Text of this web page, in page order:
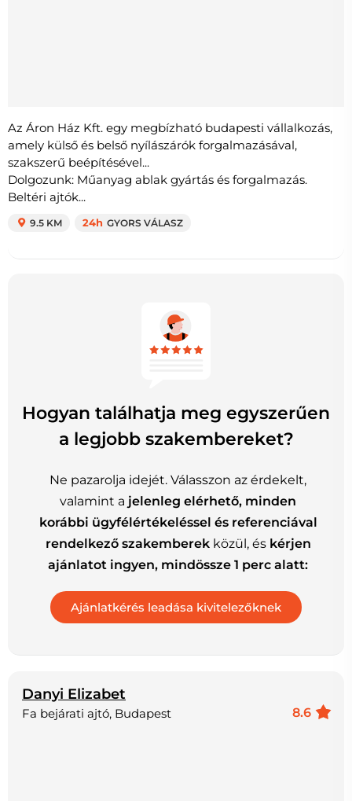
Az Áron Ház Kft. egy megbízható budapesti vállalkozás,
amely külső és belső nyílászárók forgalmazásával,
szakszerű beépítésével...
Dolgozunk: Műanyag ablak gyártás és forgalmazás.
Beltéri ajtók...
9.5 KM 24h GYORS VÁLASZ
Hogyan találhatja meg egyszerűen
a legjobb szakembereket?
Ne pazarolja idejét. Válasszon az érdekelt,
valamint a jelenleg elérhető, minden
korábbi ügyfélértékeléssel és referenciával
rendelkező szakemberekközül, és kérjen
ajánlatot ingyen, mindössze 1 perc alatt:
Danyi Elizabet
8.6
Fa bejárati ajtó, Budapest